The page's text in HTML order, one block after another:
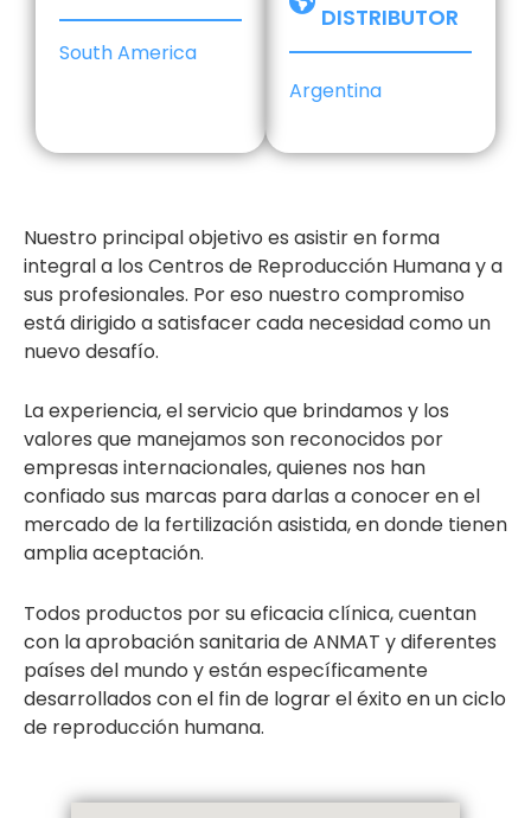
South America
DISTRIBUTOR
Argentina
Nuestro principal objetivo es asistir en forma
integral a los Centros de Reproducción Humana y a
sus profesionales. Por eso nuestro compromiso
está dirigido a satisfacer cada necesidad como un
nuevo desafío.
La experiencia, el servicio que brindamos y los
valores que manejamos son reconocidos por
empresas internacionales, quienes nos han
confiado sus marcas para darlas a conocer en el
mercado de la fertilización asistida, en donde tienen
amplia aceptación.
Todos productos por su eficacia clínica, cuentan
con la aprobación sanitaria de ANMAT y diferentes
países del mundo y están específicamente
desarrollados con el fin de lograr el éxito en un ciclo
de reproducción humana.